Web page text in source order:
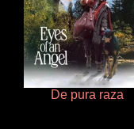
De pura raza